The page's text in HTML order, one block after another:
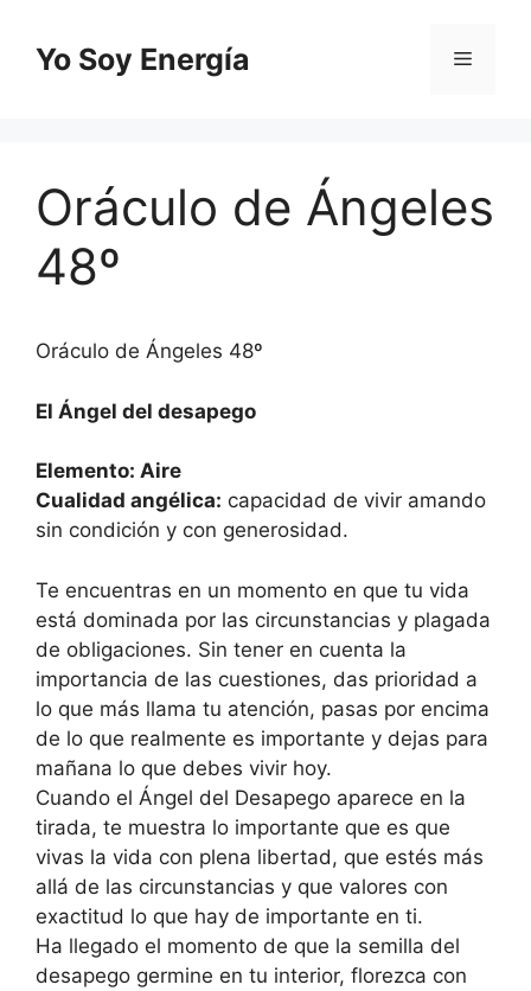
contenido
Yo Soy Energía Menú
Oráculo de Ángeles
48º
Oráculo de Ángeles 48º
El Ángel del desapego
Elemento: Aire
Cualidad angélica: capacidad de vivir amando
sin condición y con generosidad.
Te encuentras en un momento en que tu vida
está dominada por las circunstan­cias y plagada
de obligaciones. Sin tener en cuenta la
importancia de las cuestio­nes, das prioridad a
lo que más llama tu atención, pasas por encima
de lo que realmente es importante y dejas para
mañana lo que debes vivir hoy.
Cuando el Ángel del Desapego aparece en la
tirada, te muestra lo importante que es que
vivas la vida con plena libertad, que estés más
allá de las circunstan­cias y que valores con
exactitud lo que hay de importante en ti.
Ha llegado el momento de que la semilla del
desapego germine en tu inte­rior, florezca con